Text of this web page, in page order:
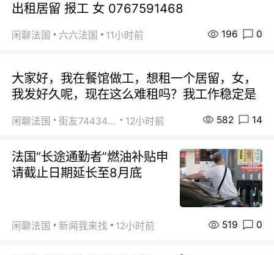
出租居留 报工 女 0767591468
闲聊法国 六六法国 11小时前 196 0
大家好，我在餐馆做工，想租一个居留，女，
我发好久呢，现在这么难租吗？我工作稳定是
闲聊法国 街友74434350 12小时前 582 14
法国“长途通勤者”燃油补贴申
请截止日期延长至8月底
闲聊法国 新闻我来找 12小时前 519 0